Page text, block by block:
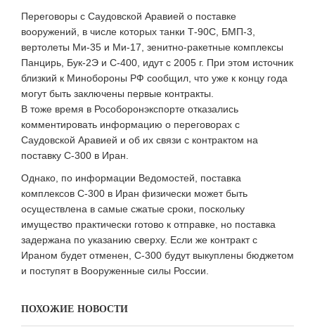
Переговоры с Саудовской Аравией о поставке
вооружений, в числе которых танки Т-90С, БМП-3,
вертолеты Ми-35 и Ми-17, зенитно-ракетные комплексы
Панцирь, Бук-2Э и С-400, идут с 2005 г. При этом источник
близкий к Минобороны РФ сообщил, что уже к концу года
могут быть заключены первые контракты.
В тоже время в Рособоронэкспорте отказались
комментировать информацию о переговорах с
Саудовской Аравией и об их связи с контрактом на
поставку С-300 в Иран.
Однако, по информации Ведомостей, поставка
комплексов С-300 в Иран физически может быть
осуществлена в самые сжатые сроки, поскольку
имущество практически готово к отправке, но поставка
задержана по указанию сверху. Если же контракт с
Ираном будет отменен, С-300 будут выкуплены бюджетом
и поступят в Вооруженные силы России.
ПОХОЖИЕ НОВОСТИ